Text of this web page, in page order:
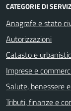
CATEGORIE DI
Anagrafe e stato
Autorizzazioni
Catasto e
Imprese e
Salute, benessere
Tributi, finanze e